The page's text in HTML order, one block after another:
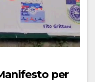
per